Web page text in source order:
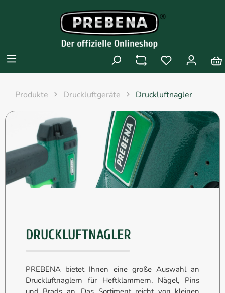
Produkte Druckluftgeräte Druckluftnagler
DRUCKLUFTNAGLER
PREBENA bietet Ihnen eine große Auswahl an
Druckluftnaglern für Heftklammern, Nägel, Pins